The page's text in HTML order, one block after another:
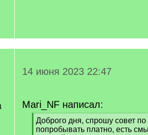
14 июня 2023 22:47
Mari_NF написал:
[
q
Доброго дня, спрошу совет по
попробывать платно, есть